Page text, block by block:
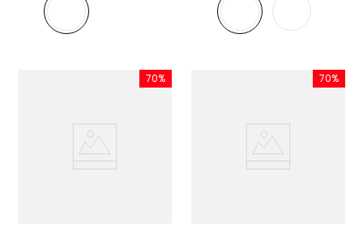
70% 70%